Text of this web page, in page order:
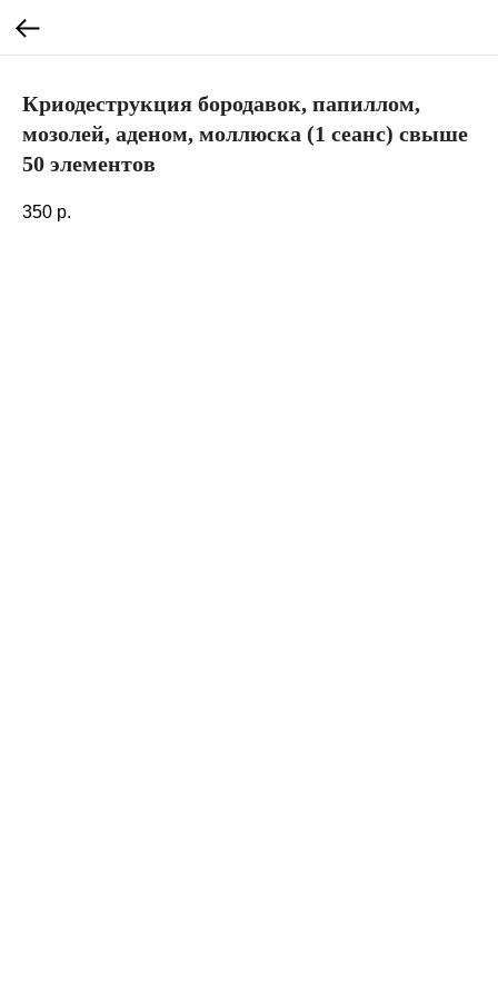
Криодеструкция бородавок, папиллом,
мозолей, аденом, моллюска (1 сеанс) свыше
50 элементов
350 р.